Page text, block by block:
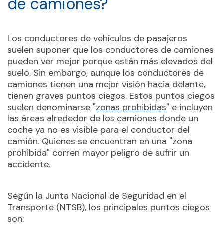
Los conductores de vehículos de pasajeros
suelen suponer que los conductores de camiones
pueden ver mejor porque están más elevados del
suelo. Sin embargo, aunque los conductores de
camiones tienen una mejor visión hacia delante,
tienen graves puntos ciegos. Estos puntos ciegos
suelen denominarse "zonas prohibidas" e incluyen
las áreas alrededor de los camiones donde un
coche ya no es visible para el conductor del
camión. Quienes se encuentran en una "zona
prohibida" corren mayor peligro de sufrir un
accidente.
Según la Junta Nacional de Seguridad en el
Transporte (NTSB), los principales puntos ciegos
son: